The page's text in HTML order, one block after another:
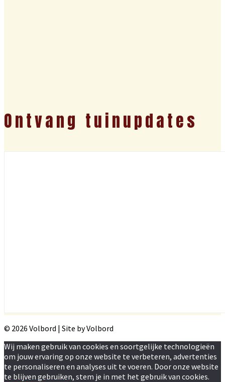
Ontvang tuinupdates
© 2026 Volbord | Site by Volbord
Wij maken gebruik van cookies en soortgelijke technologieën
om jouw ervaring op onze website te verbeteren, advertenties
te personaliseren en analyses uit te voeren. Door onze website
te blijven gebruiken, stem je in met het gebruik van cookies.